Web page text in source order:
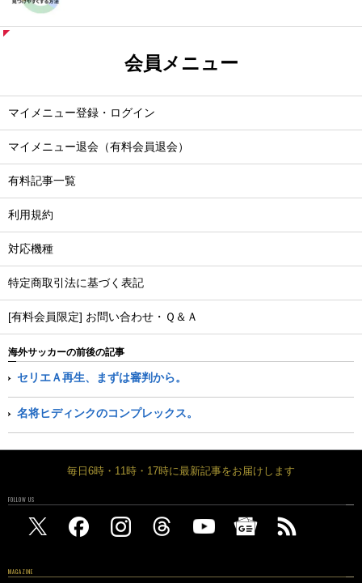
会員メニュー
マイメニュー登録・ログイン
マイメニュー退会（有料会員退会）
有料記事一覧
利用規約
対応機種
特定商取引法に基づく表記
[有料会員限定] お問い合わせ・Ｑ＆Ａ
海外サッカーの前後の記事
セリエＡ再生、まずは審判から。
名将ヒディンクのコンプレックス。
毎日6時・11時・17時に最新記事をお届けします
FOLLOW US
MAGAZINE